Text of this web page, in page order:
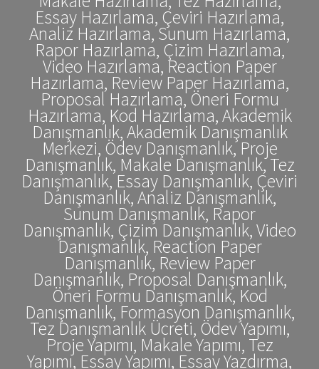
Essay Hazırlama, Çeviri Hazırlama,
Analiz Hazırlama, Sunum Hazırlama,
Rapor Hazırlama, Çizim Hazırlama,
Video Hazırlama, Reaction Paper
Hazırlama, Review Paper Hazırlama,
Proposal Hazırlama, Öneri Formu
Hazırlama, Kod Hazırlama, Akademik
Danışmanlık, Akademik Danışmanlık
Merkezi, Ödev Danışmanlık, Proje
Danışmanlık, Makale Danışmanlık, Tez
Danışmanlık, Essay Danışmanlık, Çeviri
Danışmanlık, Analiz Danışmanlık,
Sunum Danışmanlık, Rapor
Danışmanlık, Çizim Danışmanlık, Video
Danışmanlık, Reaction Paper
Danışmanlık, Review Paper
Danışmanlık, Proposal Danışmanlık,
Öneri Formu Danışmanlık, Kod
Danışmanlık, Formasyon Danışmanlık,
Tez Danışmanlık Ücreti, Ödev Yapımı,
Proje Yapımı, Makale Yapımı, Tez
Yapımı, Essay Yapımı, Essay Yazdırma,